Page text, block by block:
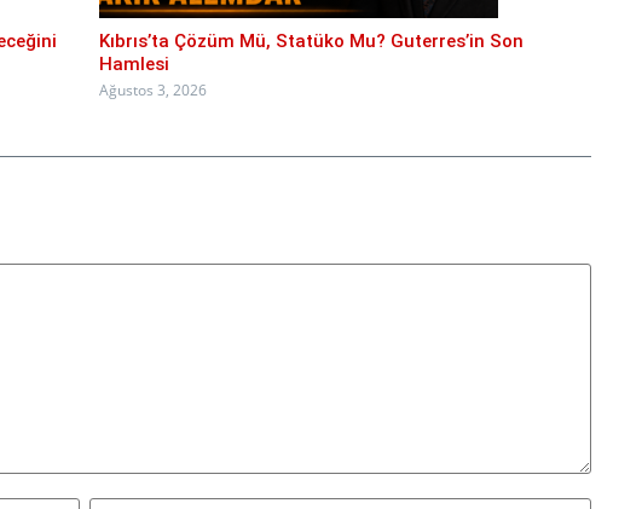
Kıbrıs’ta Çözüm Mü, Statüko Mu? Guterres’in Son
Hamlesi
Ağustos 3, 2026